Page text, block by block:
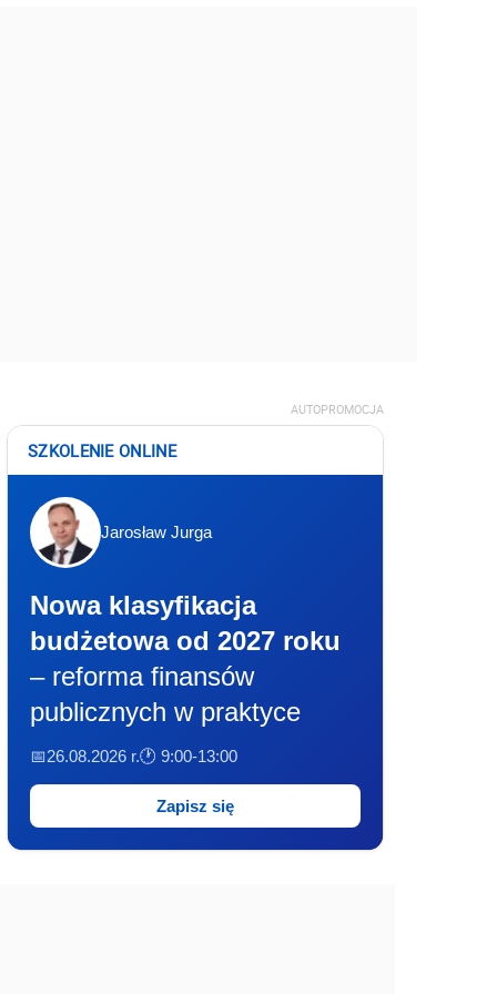
AUTOPROMOCJA
SZKOLENIE ONLINE
Jarosław Jurga
Nowa klasyfikacja
budżetowa od 2027 roku
– reforma finansów
publicznych w praktyce
📅26.08.2026 r.🕐 9:00-13:00
Zapisz się